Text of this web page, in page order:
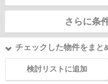
さらに条
チェックした物件をまと
検討リストに追加